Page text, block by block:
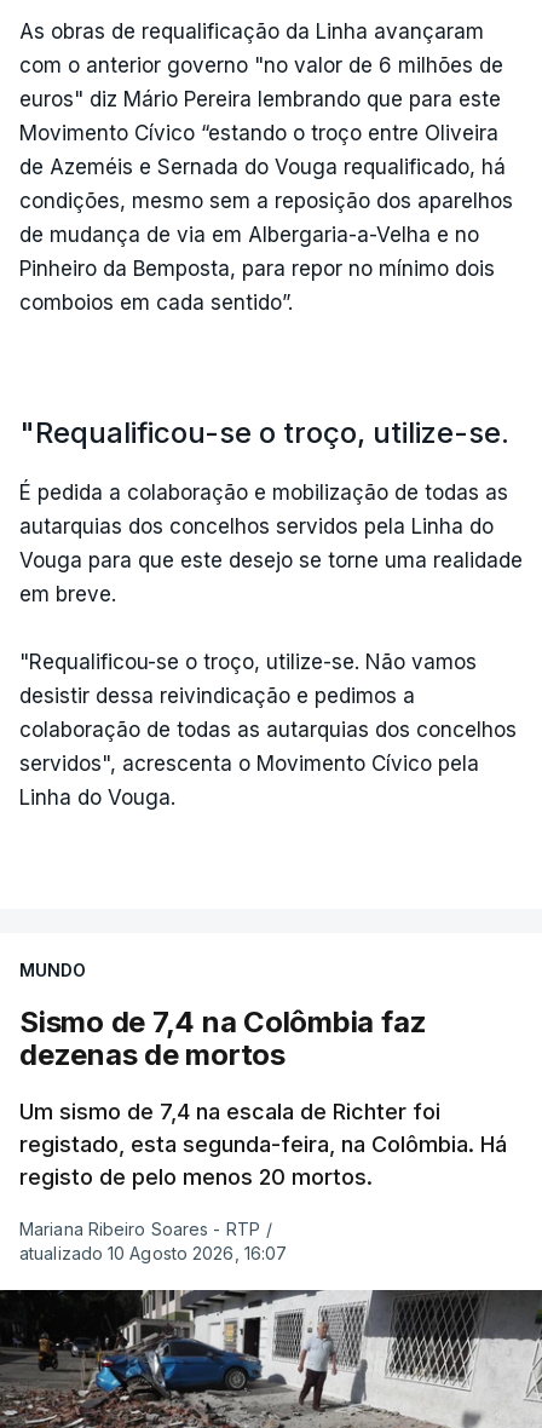
As obras de requalificação da Linha avançaram
com o anterior governo "no valor de 6 milhões de
euros" diz Mário Pereira lembrando que para este
Movimento Cívico “estando o troço entre Oliveira
de Azeméis e Sernada do Vouga requalificado, há
condições, mesmo sem a reposição dos aparelhos
de mudança de via em Albergaria-a-Velha e no
Pinheiro da Bemposta, para repor no mínimo dois
comboios em cada sentido”.
"Requalificou-se o troço, utilize-se.
É pedida a colaboração e mobilização de todas as
autarquias dos concelhos servidos pela Linha do
Vouga para que este desejo se torne uma realidade
em breve.
"Requalificou-se o troço, utilize-se. Não vamos
desistir dessa reivindicação e pedimos a
colaboração de todas as autarquias dos concelhos
servidos", acrescenta o Movimento Cívico pela
Linha do Vouga.
MUNDO
Sismo de 7,4 na Colômbia faz
dezenas de mortos
Um sismo de 7,4 na escala de Richter foi
registado, esta segunda-feira, na Colômbia. Há
registo de pelo menos 20 mortos.
Mariana Ribeiro Soares - RTP /
atualizado 10 Agosto 2026, 16:07